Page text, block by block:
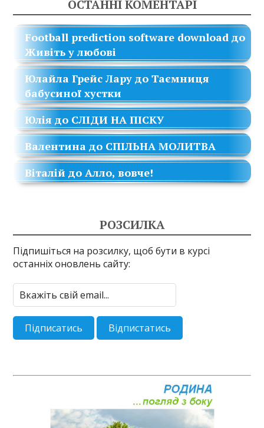
ОСТАННІ КОМЕНТАРІ
Football prediction software download до
Живіть у любові
Юлайла Грейс Лару доТаємниця
бабусиної хустки
Юлія до СЛІДИ НА ПІСКУ
Валентина до СПІЛЬНА МОЛИТВА
Віталій до Алло, вовче!
РОЗСИЛКА
Підпишіться на розсилку, щоб бути в курсі
останніх оновлень сайту: